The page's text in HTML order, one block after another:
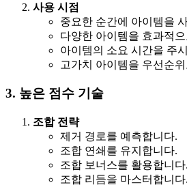
사용 시점
중요한 순간에 아이템을
다양한 아이템을 효과적
아이템의 소요 시간을 주
고가치 아이템을 우선순
3. 높은 점수 기술
조합 전략
제거 경로를 예측합니다.
조합 연쇄를 유지합니다.
조합 보너스를 활용합니다.
조합 리듬을 마스터합니다.